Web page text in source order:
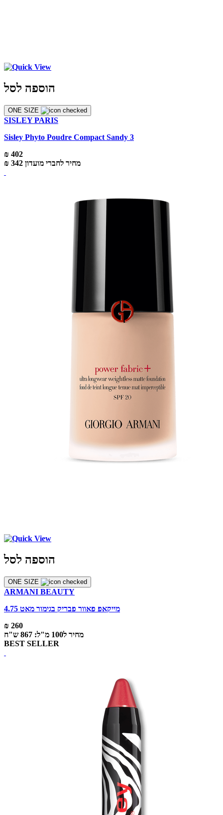
הוספה לסל
ONE SIZE
SISLEY PARIS
Sisley Phyto Poudre Compact Sandy 3
₪ 402
₪ 342 מחיר לחברי מועדון
הוספה לסל
ONE SIZE
ARMANI BEAUTY
מייקאפ פאוור פבריק בגימור מאט 4.75
₪ 260
מחיר ל100 מ"ל: 867 ש"ח
BEST SELLER